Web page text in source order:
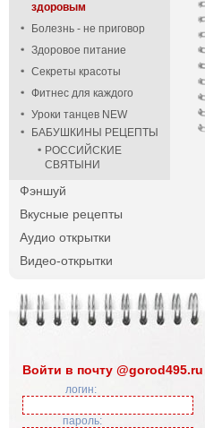
здоровым
Болезнь - не приговор
Здоровое питание
Секреты красоты
Фитнес для каждого
Уроки танцев NEW
БАБУШКИНЫ РЕЦЕПТЫ
РОССИЙСКИЕ
СВЯТЫНИ
Фэншуй
Вкусные рецепты
Аудио открытки
Видео-открытки
Войти в почту @gorod495.ru
логин:
пароль: